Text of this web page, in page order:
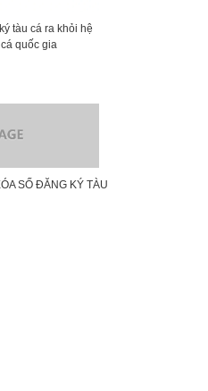
tàu cá ra khỏi hệ
quốc gia
SỐ ĐĂNG KÝ TÀU